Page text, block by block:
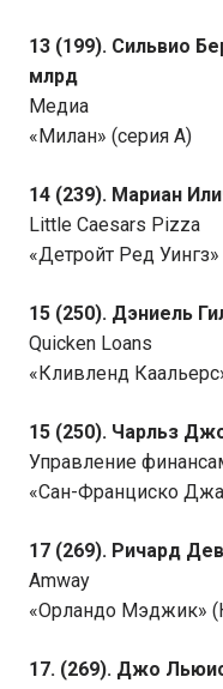
13 (199). Сильвио
млрд
Медиа
«Милан» (серия А)
14 (239). Мариан
Little Caesars Pizza
«Детройт Ред
15 (250). Дэниель
Quicken Loans
«Кливленд
15 (250). Чарльз
Управление
«Сан-Франциско
17 (269). Ричард
Amway
«Орландо Мэджик»
17. (269). Джо